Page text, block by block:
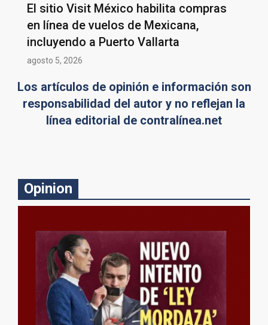
El sitio Visit México habilita compras
en línea de vuelos de Mexicana,
incluyendo a Puerto Vallarta
agosto 5, 2026
Los artículos de opinión e información son
responsabilidad del autor y no reflejan la
línea editorial de contralínea.net
Opinion